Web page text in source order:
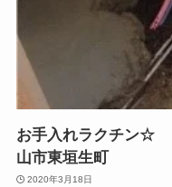
お手入れラクチン☆
山市東垣生町
2020年3月18日